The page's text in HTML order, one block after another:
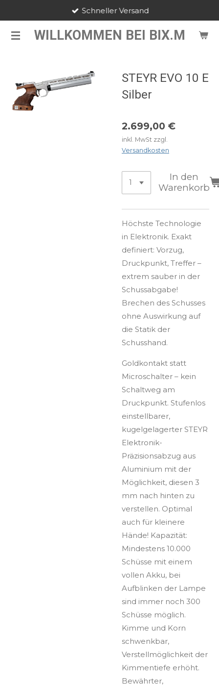
springen WILLKOMMEN BEI BIX.M
Schneller Versand
STEYR EVO 10 E
Silber
2.699,00 €
inkl. MwSt zzgl.
Versandkosten
In den
Warenkorb
Höchste Technologie
in Elektronik. Exakt
definiert: Vorzug,
Druckpunkt, Treffer –
extrem sauber in der
Schussabgabe!
Brechen des Schusses
ohne Auswirkung auf
die Statik der
Schusshand.
Goldkontakt statt
Microschalter – kein
Schaltweg am
Druckpunkt. Stufenlos
einstellbarer,
kugelgelagerter STEYR
Elektronik-
Präzisionsabzug aus
Aluminium mit der
Möglichkeit, diesen 3
mm nach hinten zu
verstellen. Optimal
auch für kleinere
Hände! Kapazität:
Mindestens 10.000
Schüsse mit einem
vollen Akku, bei
Aufblinken der Lampe
sind immer noch 300
Schüsse möglich.
Kimme und Korn
schwenkbar,
Verstellmöglichkeit der
Kimmentiefe erhöht.
Bewährter,